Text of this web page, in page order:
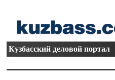
Кузбасский деловой портал